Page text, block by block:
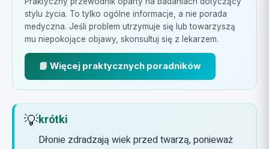
stylu życia. To tylko ogólne informacje, a nie porada
medyczna. Jeśli problem utrzymuje się lub towarzyszą
mu niepokojące objawy, skonsultuj się z lekarzem.
📘 Więcej praktycznych poradników
💡krótki
Dłonie zdradzają wiek przed twarzą, ponieważ